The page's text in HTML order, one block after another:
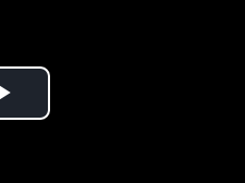
Play Video